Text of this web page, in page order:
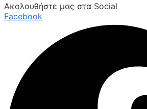
Ακολουθήστε μας στα Social
Facebook